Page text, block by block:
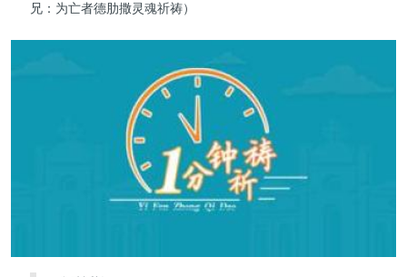
兄：为亡者德肋撒灵魂祈祷）